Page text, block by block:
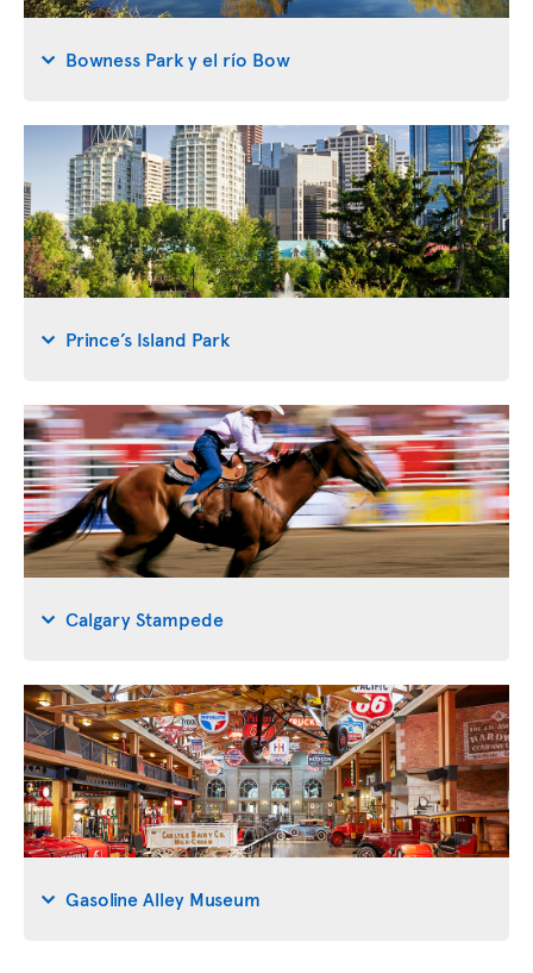
Bowness Park y el río Bow
Prince’s Island Park
Calgary Stampede
Gasoline Alley Museum